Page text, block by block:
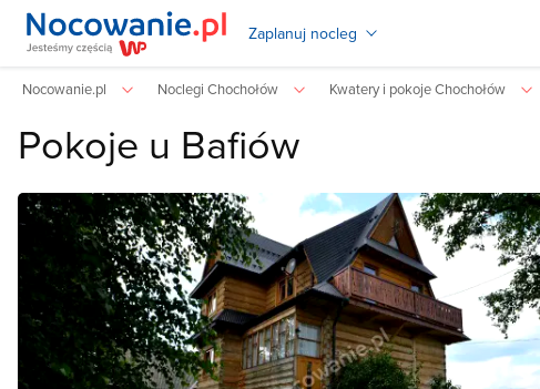
Zaplanuj nocleg
Nocowanie.pl Noclegi Chochołów Kwatery i pokoje Chochołów
Pokoje u Bafiów